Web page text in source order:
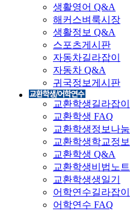
생활영어 Q&A
해커스벼룩시장
생활정보 Q&A
스포츠게시판
자동차길라잡이
자동차 Q&A
귀국정보게시판
교환학생길라잡이
교환학생 FAQ
교환학생정보나눔
교환학생학교정보
교환학생 Q&A
교환학생비법노트
교환학생생일기
어학연수길라잡이
어학연수 FAQ